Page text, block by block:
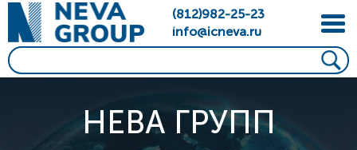
(812)982-25-23
info@icneva.ru
НЕВА ГРУПП